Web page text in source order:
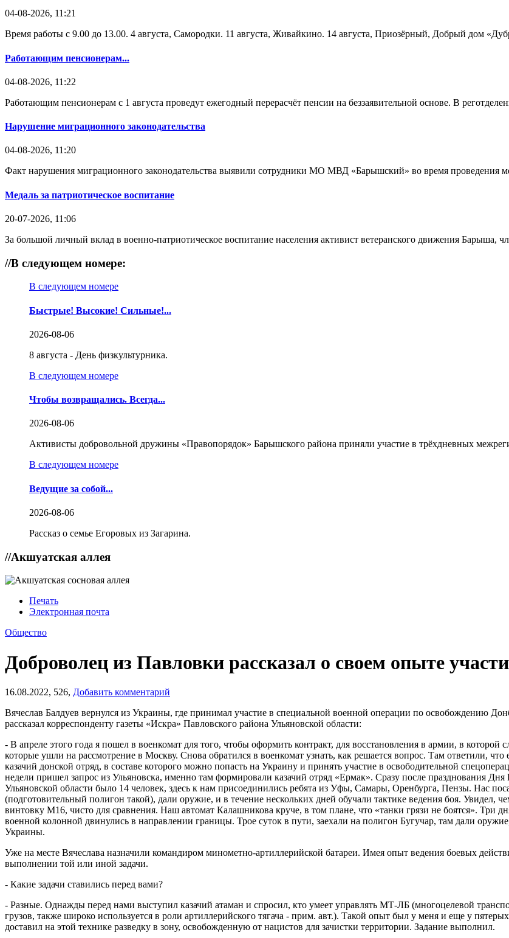
04-08-2026, 11:21
Время работы с 9.00 до 13.00. 4 августа, Самородки. 11 августа, Живайкино. 14 августа, Приозёрный, Добрый дом
Работающим пенсионерам...
04-08-2026, 11:22
Работающим пенсионерам с 1 августа проведут ежегодный перерасчёт пенсии на беззаявительной основе. В
Нарушение миграционного законодательства
04-08-2026, 11:20
Факт нарушения миграционного законодательства выявили сотрудники МО МВД «Барышский» во время проведения
Медаль за патриотическое воспитание
20-07-2026, 11:06
За большой личный вклад в военно-патриотическое воспитание населения активист ветеранского движения Барыша,
//В следующем номере:
В следующем номере
Быстрые! Высокие! Сильные!...
2026-08-06
8 августа - День физкультурника.
В следующем номере
Чтобы возвращались. Всегда...
2026-08-06
Активисты добровольной дружины «Правопорядок» Барышского района приняли участие в трёхдневных
В следующем номере
Ведущие за собой...
2026-08-06
Рассказ о семье Егоровых из Загарина.
//Акшуатская аллея
Печать
Электронная почта
Общество
Доброволец из Павловки рассказал о своем опыте
16.08.2022, 526, Добавить комментарий
Вячеслав Балдуев вернулся из Украины, где принимал участие в специальной военной операции по освобождению
рассказал корреспонденту газеты «Искра» Павловского района Ульяновской области:
- В апреле этого года я пошел в военкомат для того, чтобы оформить контракт, для восстановления в армии, в
которые ушли на рассмотрение в Москву. Снова обратился в военкомат узнать, как решается вопрос. Там ответили,
казачий донской отряд, в составе которого можно попасть на Украину и принять участие в освободительной
недели пришел запрос из Ульяновска, именно там формировали казачий отряд «Ермак». Сразу после празднования
Ульяновской области было 14 человек, здесь к нам присоединились ребята из Уфы, Самары, Оренбурга, Пензы. Нас
(подготовительный полигон такой), дали оружие, и в течение нескольких дней обучали тактике ведения боя.
винтовку М16, чисто для сравнения. Наш автомат Калашникова круче, в том плане, что «танки грязи не боятся». Три
военной колонной двинулись в направлении границы. Трое суток в пути, заехали на полигон Бугучар, там дали
Украины.
Уже на месте Вячеслава назначили командиром минометно-артиллерийской батареи. Имея опыт ведения боевых
выполнении той или иной задачи.
- Какие задачи ставились перед вами?
- Разные. Однажды перед нами выступил казачий атаман и спросил, кто умеет управлять МТ-ЛБ (многоцелевой
грузов, также широко используется в роли артиллерийского тягача - прим. авт.). Такой опыт был у меня и еще у
доставил на этой технике разведку в зону, освобожденную от нацистов для зачистки территории. Задание выполнил.